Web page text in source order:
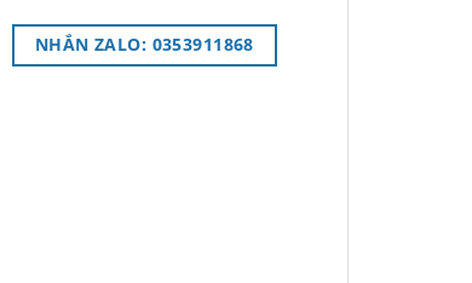
NHẮN ZALO: 0353911868